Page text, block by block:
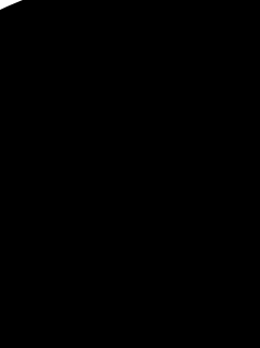
заказа прост и
и удобно. Оформление